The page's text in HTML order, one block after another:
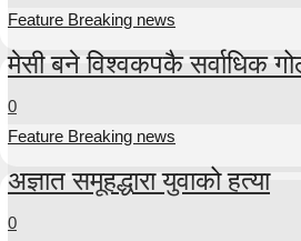
Feature Breaking news
मेसी बने विश्वकपकै सर्वाधिक
0
Feature Breaking news
अज्ञात समूहद्धारा युवाको हत्या
0